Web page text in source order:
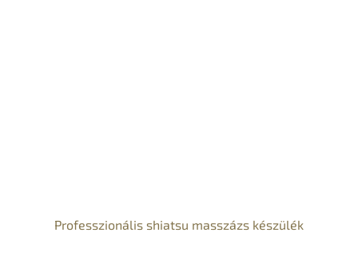
Professzionális shiatsu masszázs készülék